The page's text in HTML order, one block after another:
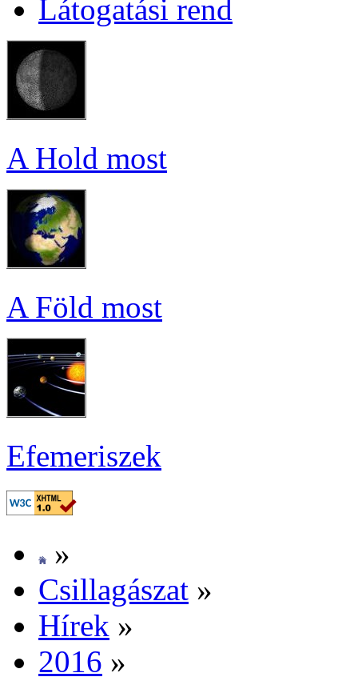
Lá­to­ga­tá­si rend
A Hold most
A Föld most
Efe­me­ri­szek
»
Csil­la­gá­szat »
Hí­rek »
2016 »